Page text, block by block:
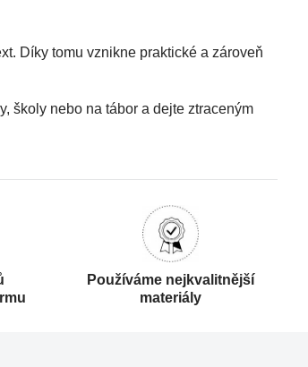
Díky tomu vznikne praktické a zároveň
školy nebo na tábor a dejte ztraceným
Používáme nejkvalitnější
materiály